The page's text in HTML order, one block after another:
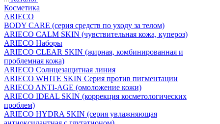
Косметика
ARIECO
BODY CARE (серия средств по уходу за телом)
ARIECO CALM SKIN (чувствительная кожа, купероз)
ARIECO Наборы
ARIECO CLEAR SKIN (жирная, комбинированная и
проблемная кожа)
ARIECO Солнцезащитная линия
ARIECO WHITE SKIN Серия против пигментации
ARIECO ANTI-AGE (омоложение кожи)
ARIECO IDEAL SKIN (коррекция косметологических
проблем)
ARIECO HYDRA SKIN (серия увлажняющая